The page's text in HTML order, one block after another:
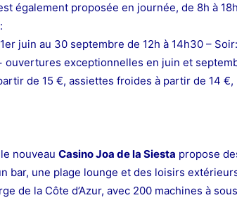
également proposée en journée, de 8h à
juin au 30 septembre de 12h à 14h30 –
ouvertures exceptionnelles en juin et
de 15 €, assiettes froides à partir de 14 €,
nouveau Casino Joa de la Siesta propose
bar, une plage lounge et des loisirs
de la Côte d’Azur, avec 200 machines à